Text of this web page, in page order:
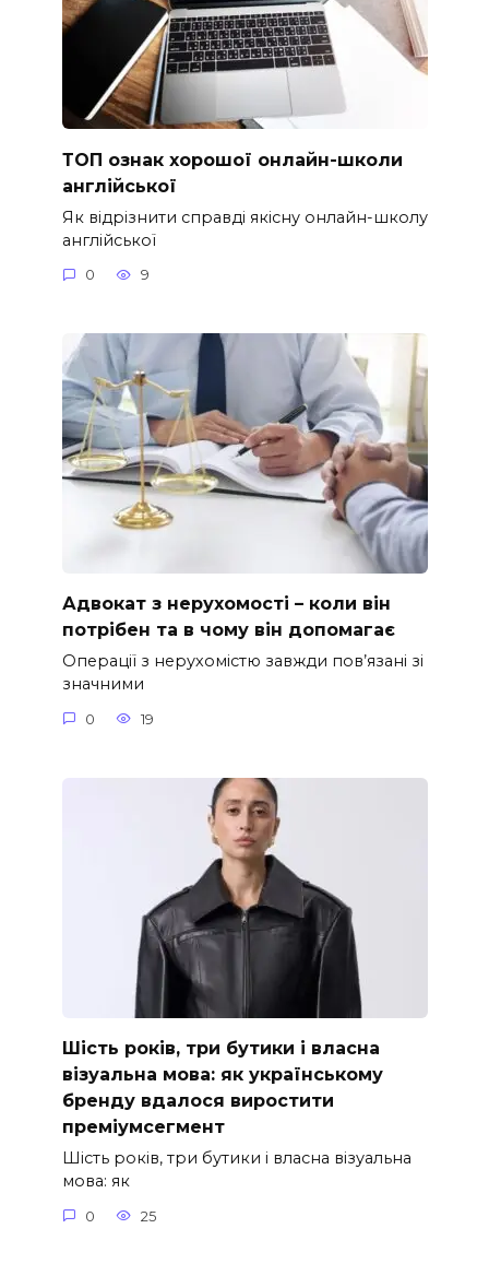
ТОП ознак хорошої онлайн-школи
англійської
Як відрізнити справді якісну онлайн-школу
англійської
0 9
Адвокат з нерухомості – коли він
потрібен та в чому він допомагає
Операції з нерухомістю завжди пов’язані зі
значними
0 19
Шість років, три бутики і власна
візуальна мова: як українському
бренду вдалося виростити
преміумсегмент
Шість років, три бутики і власна візуальна
мова: як
0 25